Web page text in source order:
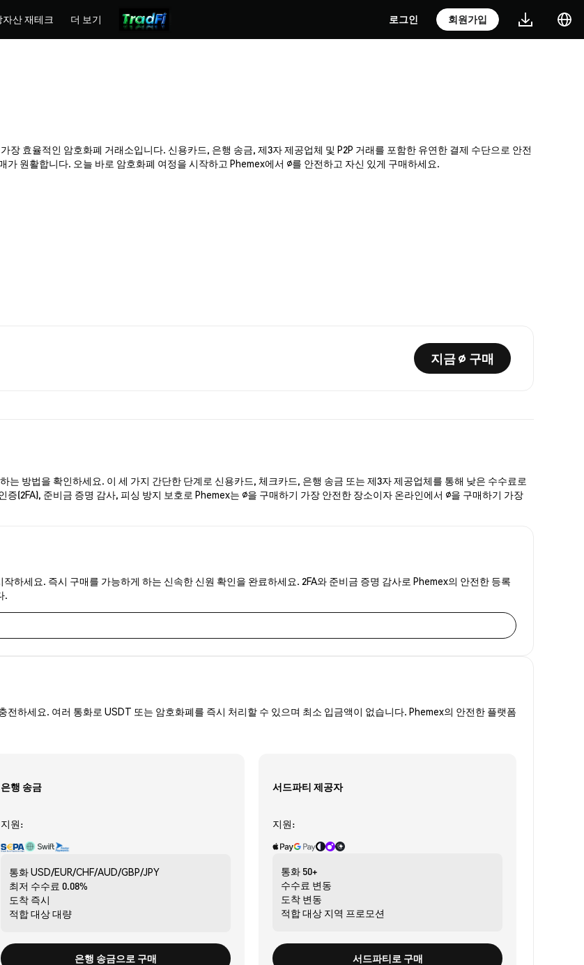
자산 재테크 더 보기 로그인 회원가입
장 효율적인 암호화폐 거래소입니다. 신용카드, 은행 송금, 제3자 제공업체 및 P2P 거래를 포함한 유연한 결제 수단으로 안전
원활합니다. 오늘 바로 암호화폐 여정을 시작하고 Phemex에서 ∅를 안전하고 자신 있게 구매하세요.
지금 ∅ 구매
방법을 확인하세요. 이 세 가지 간단한 단계로 신용카드, 체크카드, 은행 송금 또는 제3자 제공업체를 통해 낮은 수수료로
(2FA), 준비금 증명 감사, 피싱 방지 보호로 Phemex는 ∅을 구매하기 가장 안전한 장소이자 온라인에서 ∅을 구매하기 가장
하세요. 즉시 구매를 가능하게 하는 신속한 신원 확인을 완료하세요. 2FA와 준비금 증명 감사로 Phemex의 안전한 등록
.
하세요. 여러 통화로 USDT 또는 암호화폐를 즉시 처리할 수 있으며 최소 입금액이 없습니다. Phemex의 안전한 플랫폼
은행 송금
지원:
통화USD/EUR/CHF/AUD/GBP/JPY
최저 수수료 0.08%
도착 즉시
적합 대상대량
은행 송금으로 구매
서드파티 제공자
지원:
통화 50+
수수료 변동
도착 변동
적합 대상 지역 프로모션
서드파티로 구매